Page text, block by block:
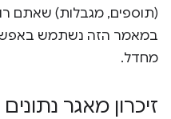
(תוספים, מגבלות) שאתם
במאמר הזה נשתמש
מחדל.
זיכרון מאגר